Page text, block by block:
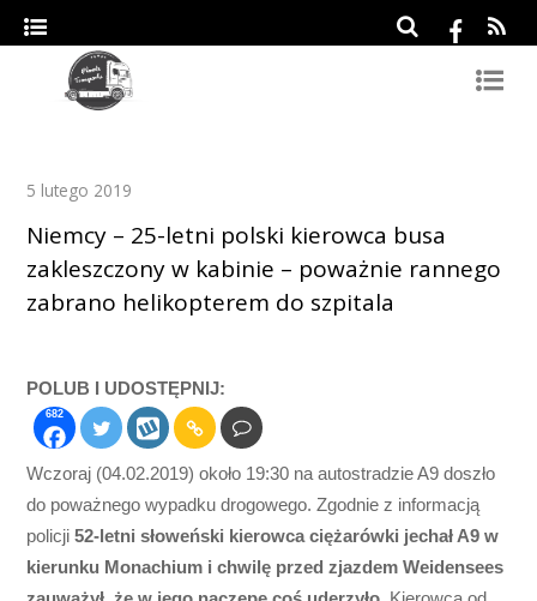
5 lutego 2019
Niemcy – 25-letni polski kierowca busa
zakleszczony w kabinie – poważnie rannego
zabrano helikopterem do szpitala
POLUB I UDOSTĘPNIJ:
682
Wczoraj (04.02.2019) około 19:30 na autostradzie A9 doszło
do poważnego wypadku drogowego. Zgodnie z informacją
policji 52-letni słoweński kierowca ciężarówki jechał A9 w
kierunku Monachium i chwilę przed zjazdem Weidensees